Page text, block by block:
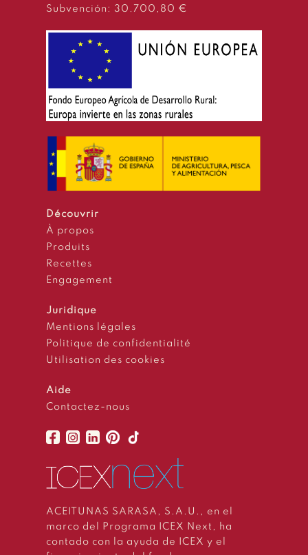
Subvención: 30.700,80 €
Découvrir
À propos
Produits
Recettes
Engagement
Juridique
Mentions légales
Politique de confidentialité
Utilisation des cookies
Aide
Contactez-nous
ACEITUNAS SARASA, S.A.U., en el
marco del Programa ICEX Next, ha
contado con la ayuda de ICEX y el